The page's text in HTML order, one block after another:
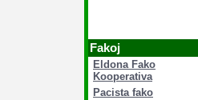
Fakoj
Eldona Fako
Kooperativa
Pacista fako